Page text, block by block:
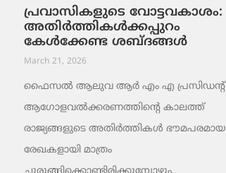
പ്രവാസികളുടെ വോട്ടവകാശം:
അതിർത്തികൾക്കപ്പുറം
കേൾക്കേണ്ട ശബ്ദങ്ങൾ
March 21, 2026
ഫൈസൽ ആലുവ ആർ എം എ പ്രസിഡന്റ്
ആഗോളവൽക്കരണത്തിന്റെ കാലത്ത്
രാജ്യങ്ങളുടെ അതിർത്തികൾ ഭൗമപരമായ
രേഖകളായി മാത്രം